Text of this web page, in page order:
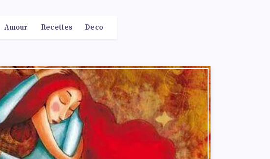
Amour Recettes Deco